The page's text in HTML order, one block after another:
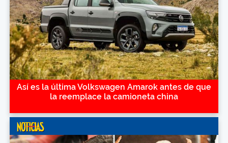
Así es la última Volkswagen Amarok antes de que
la reemplace la camioneta china